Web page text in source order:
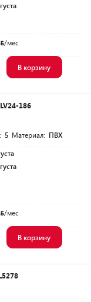
/мес
В корзину
186
5 Материал: ПВХ
/мес
В корзину